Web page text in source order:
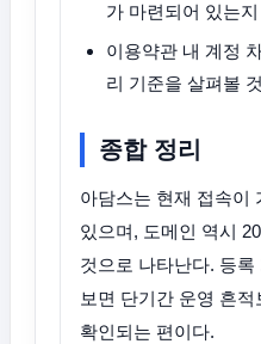
가 마련되어 있는지
이용약관 내 계정
리 기준을 살펴볼 것
종합 정리
아담스는 현재 접속이
있으며, 도메인 역시
것으로 나타난다. 등
보면 단기간 운영 흔
확인되는 편이다.